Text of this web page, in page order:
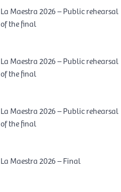
La Maestra 2026 – Public rehearsal
of the final
La Maestra 2026 – Public rehearsal
of the final
La Maestra 2026 – Public rehearsal
of the final
La Maestra 2026 – Final